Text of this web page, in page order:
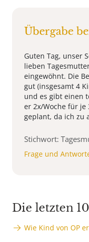
Übergabe
Guten Tag, unser
lieben
eingewöhnt. Die
gut (insgesamt 4
und es gibt einen
er 2x/Woche für
geplant, da ich zu
Stichwort:
Frage und
Die letzten
Wie Kind von OP